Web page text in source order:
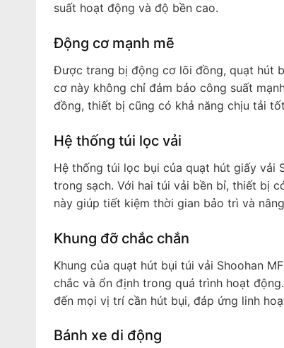
suất hoạt động và độ bền cao.
Động cơ mạnh mẽ
Được trang bị động cơ lõi đồng, quạt hút
cơ này không chỉ đảm bảo công suất
đồng, thiết bị cũng có khả năng chịu tải
Hệ thống túi lọc vải
Hệ thống túi lọc bụi của quạt hút giấy vải
trong sạch. Với hai túi vải bền bỉ, thiết bị
này giúp tiết kiệm thời gian bảo trì và
Khung đỡ chắc chắn
Khung của quạt hút bụi túi vải Shoohan
chắc và ổn định trong quá trình hoạt
đến mọi vị trí cần hút bụi, đáp ứng linh
Bánh xe di động